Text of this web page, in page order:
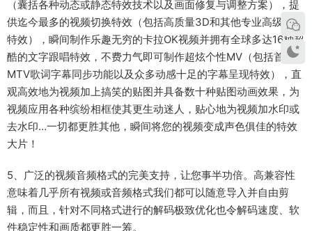
（囊括各种动态或静态特效技术以及画面修复与调整方案），提
供迄今最多的视频切换特效（包括高质量3D和其他专业高级切换
特效），瞬间制作乐趣无穷的卡拉OK视频并拥有全球多达16种超
酷的文字跟唱特效，不费力气即可制作超炫个性MV（包括首创的
MTV歌词字幕同步功能以及众多动感十足的字幕呈现特效），直
观高效地为视频加上搞笑的贴图并具备数十种贴图动画效果，为
视频应用各种缤纷相框使其更生动迷人，贴心地为视频加水印或
去水印…一切都更胜其他，瞬间将您的视频变成声色俱佳的特效
大片！
5、广泛的视频音频格式的完美支持，让您事半功倍。高兼容性
意味着几乎所有视频或音频格式我们都可以随意导入并自由剪
辑，而且，针对不同格式进行的解码极致优化也令解码速度、软
件稳定性和画质都更胜一筹。